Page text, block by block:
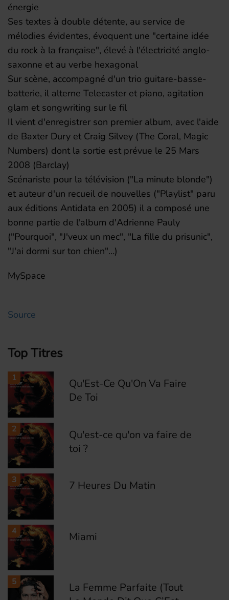
énergie
Ses textes à double détente, au service de
mélodies évidentes, évoquent une "certaine idée
du rock à la française", élevé à l'électricité anglo-
saxonne et au verbe hexagonal
Sur scène, accompagné d'un trio guitare-basse-
batterie, il alterne Telecaster et piano, agitation
glam et songwriting sur le fil
Il vient d'enregistrer son premier album, avec l'aide
de Baxter Dury et Craig Silvey (The Coral, Magic
Numbers) dont la sortie est prévue le 25 Mars
2008 (Barclay)
Scénariste pour la télévision ("La minute blonde")
et auteur d'un recueil de nouvelles ("Playlist" paru
aux éditions Antidata en 2005) il a composé une
bonne partie de l'album d'Adrienne Pauly
("Pourquoi", "J'veux un mec", "La fille du prisunic",
"J'ai dormi sur ton chien"…)
MySpace
Source
Top Titres
1
Qu'Est-Ce Qu'On Va Faire
De Toi
2
Qu'est-ce qu'on va faire de
toi ?
3 7 Heures Du Matin
4 Miami
5
La Femme Parfaite (Tout